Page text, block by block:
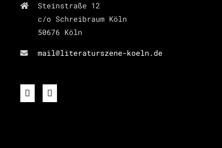
Steinstraße 12
c/o Schreibraum Köln
50676 Köln
mail@literaturszene-koeln.de